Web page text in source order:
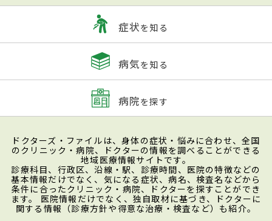
症状を知る
病気を知る
病院を探す
ドクターズ・ファイルは、身体の症状・悩みに合わせ、全国
のクリニック・病院、ドクターの情報を調べることができる
地域医療情報サイトです。
診療科目、行政区、沿線・駅、診療時間、医院の特徴などの
基本情報だけでなく、気になる症状、病名、検査名などから
条件に合ったクリニック・病院、ドクターを探すことができ
ます。 医院情報だけでなく、独自取材に基づき、ドクターに
関する情報（診療方針や得意な治療・検査など）も紹介。